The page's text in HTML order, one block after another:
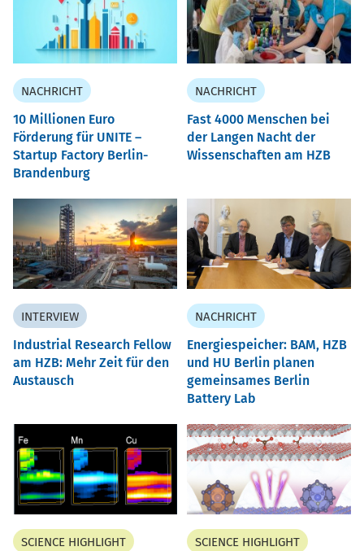
NACHRICHT
10 Millionen Euro
Förderung für UNITE –
Startup Factory Berlin-
Brandenburg
NACHRICHT
Fast 4000 Menschen bei
der Langen Nacht der
Wissenschaften am HZB
INTERVIEW
Industrial Research Fellow
am HZB: Mehr Zeit für den
Austausch
NACHRICHT
Energiespeicher: BAM, HZB
und HU Berlin planen
gemeinsames Berlin
Battery Lab
SCIENCE HIGHLIGHT SCIENCE HIGHLIGHT